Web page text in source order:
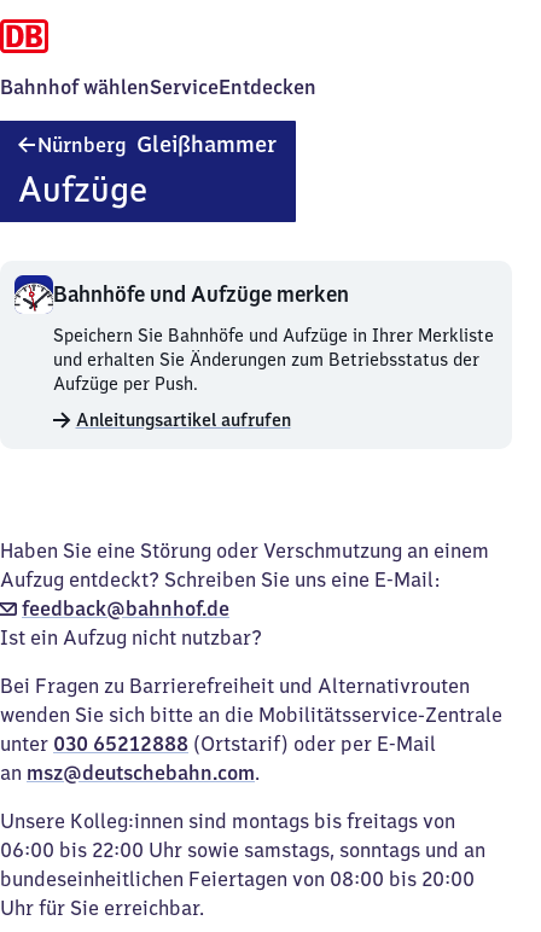
Bahnhof wählenServiceEntdecken
Nürnberg Gleißhammer
Aufzüge
Bahnhöfe und Aufzüge merken
Bahnhöfe
und
Aufzüge
merken.
Speichern Sie Bahnhöfe und Aufzüge in Ihrer Merkliste
und erhalten Sie Änderungen zum Betriebsstatus der
Aufzüge per Push.
Anleitungsartikel aufrufen
Haben Sie eine Störung oder Verschmutzung an einem
Aufzug entdeckt? Schreiben Sie uns eine E-Mail:
feedback@bahnhof.de
Ist ein Aufzug nicht nutzbar?
Bei Fragen zu Barrierefreiheit und Alternativrouten
wenden Sie sich bitte an die Mobilitätsservice-Zentrale
unter 030 65212888 (Ortstarif) oder per E-Mail
an msz@deutschebahn.com.
Unsere Kolleg:innen sind montags bis freitags von
06:00 bis 22:00 Uhr sowie samstags, sonntags und an
bundeseinheitlichen Feiertagen von 08:00 bis 20:00
Uhr für Sie erreichbar.